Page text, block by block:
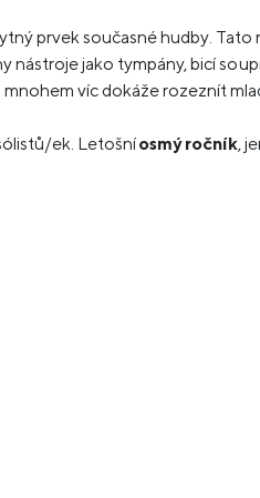
prvek současné hudby. Tato
nástroje jako tympány, bicí
mnohem víc dokáže rozeznít
ek. Letošníosmý ročník,